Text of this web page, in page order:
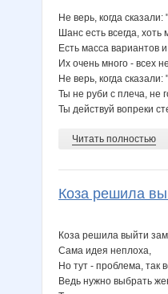
Не верь, когда
Шанс есть всегда, хоть
Есть масса вариантов
Их очень много - всех
Не верь, когда
Ты не руби с плеча, не
Ты действуй вопреки
Читать полностью
Коза решила
Коза решила выйти
Сама идея неплоха,
Но тут - проблема, так
Ведь нужно выбрать